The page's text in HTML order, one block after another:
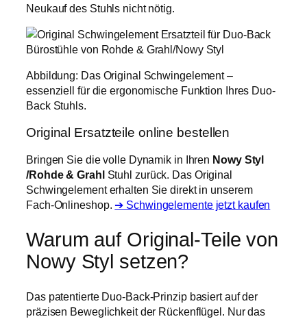
Neukauf des Stuhls nicht nötig.
Abbildung: Das Original Schwingelement –
essenziell für die ergonomische Funktion Ihres Duo-
Back Stuhls.
Original Ersatzteile online bestellen
Bringen Sie die volle Dynamik in Ihren Nowy Styl
/Rohde & Grahl Stuhl zurück. Das Original
Schwingelement erhalten Sie direkt in unserem
Fach-Onlineshop. ➔ Schwingelemente jetzt kaufen
Warum auf Original-Teile von
Nowy Styl setzen?
Das patentierte Duo-Back-Prinzip basiert auf der
präzisen Beweglichkeit der Rückenflügel. Nur das